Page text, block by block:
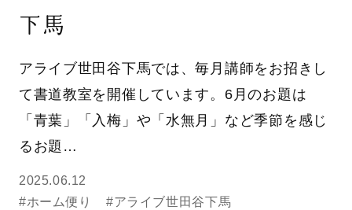
下馬
アライブ世田谷下馬では、毎月講師をお招きし
て書道教室を開催しています。6月のお題は
「青葉」「入梅」や「水無月」など季節を感じ
るお題…
2025.06.12
#ホーム便り
#アライブ世田谷下馬